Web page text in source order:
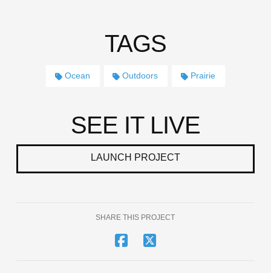
TAGS
Ocean Outdoors Prairie
SEE IT LIVE
LAUNCH PROJECT
SHARE THIS PROJECT